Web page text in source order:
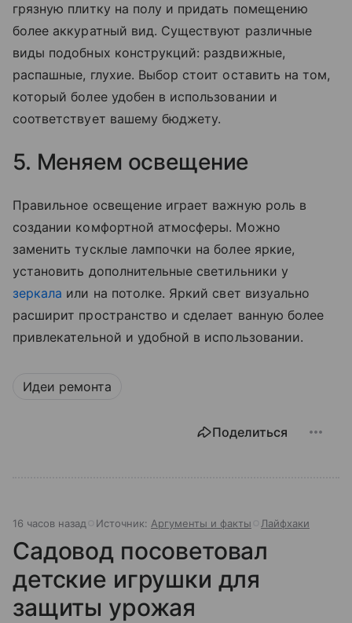
грязную плитку на полу и придать помещению
более аккуратный вид. Существуют различные
виды подобных конструкций: раздвижные,
распашные, глухие. Выбор стоит оставить на том,
который более удобен в использовании и
соответствует вашему бюджету.
5. Меняем освещение
Правильное освещение играет важную роль в
создании комфортной атмосферы. Можно
заменить тусклые лампочки на более яркие,
установить дополнительные светильники у
зеркала или на потолке. Яркий свет визуально
расширит пространство и сделает ванную более
привлекательной и удобной в использовании.
Идеи ремонта
Поделиться
16 часов назад Источник: Аргументы и факты Лайфхаки
Садовод посоветовал
детские игрушки для
защиты урожая